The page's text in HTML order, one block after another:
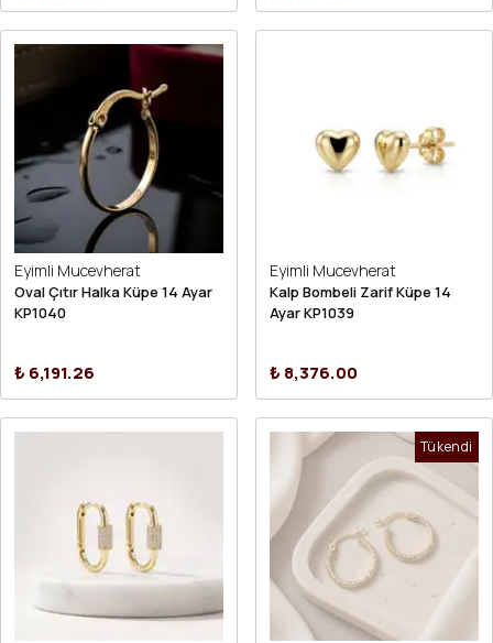
Eyimli Mucevherat
Oval Çıtır Halka Küpe 14 Ayar
KP1040
₺ 6,191.26
Eyimli Mucevherat
Kalp Bombeli Zarif Küpe 14
Ayar KP1039
₺ 8,376.00
Tükendi